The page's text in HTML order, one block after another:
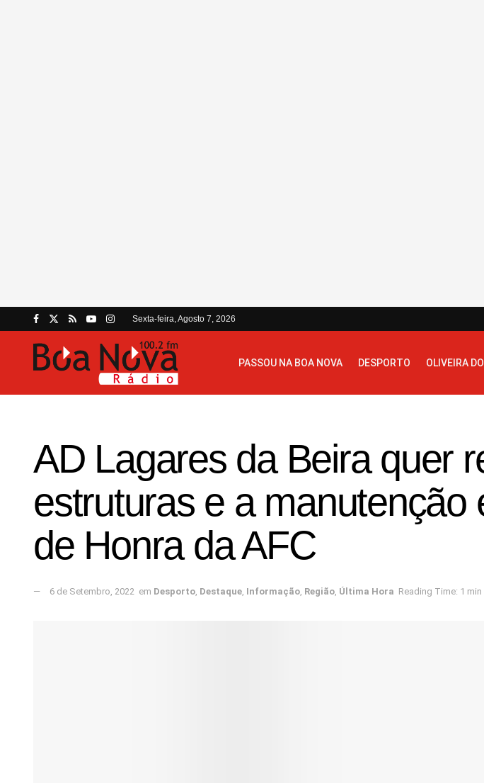
Sexta-feira, Agosto 7, 2026
PASSOU NA BOA NOVA DESPORTO OLIVEIRA
AD Lagares da Beira quer
estruturas e a manutenção
de Honra da AFC
6 de Setembro, 2022 em Desporto, Destaque, Informação, Região, Última Hora Reading Time: 1 min